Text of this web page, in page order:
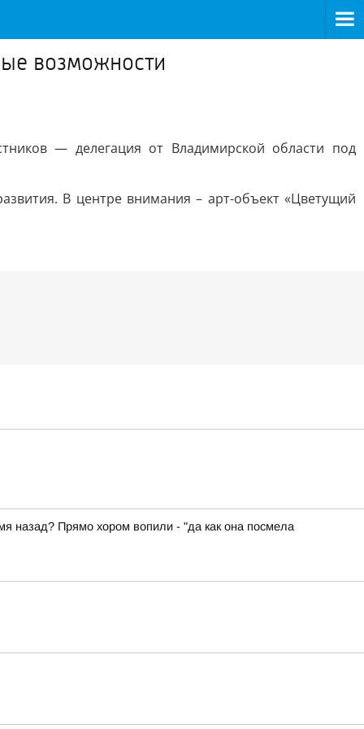
возможности
— делегация от Владимирской области под
В центре внимания – арт-объект «Цветущий
назад? Прямо хором вопили - "да как она посмела